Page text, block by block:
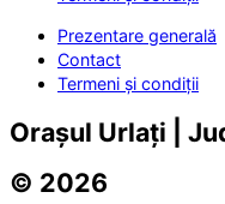
Prezentare generală
Contact
Termeni și condiții
Orașul Urlați |
© 2026